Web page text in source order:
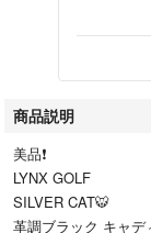
商品説明
美品❗️
LYNX GOLF
SILVER CAT🐯
革調ブラック キャデ